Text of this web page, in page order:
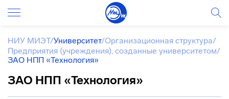
НИУ МИЭТ/Университет/Организационная структура/
Предприятия (учреждения), созданные университетом/
ЗАО НПП «Технология»
ЗАО НПП «Технология»